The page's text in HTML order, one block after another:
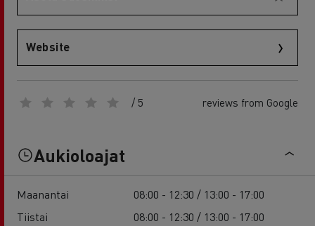
Website
/ 5 reviews from Google
Aukioloajat
Maanantai
08:00 - 12:30 / 13:00 - 17:00
Tiistai
08:00 - 12:30 / 13:00 - 17:00